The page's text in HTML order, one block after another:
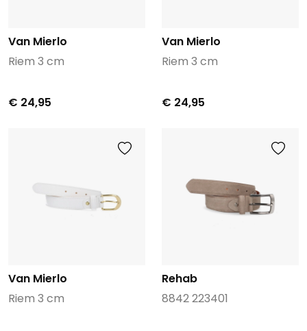
Van Mierlo
Riem 3 cm
€ 24,95
Van Mierlo
Riem 3 cm
€ 24,95
Van Mierlo
Riem 3 cm
Rehab
8842 223401